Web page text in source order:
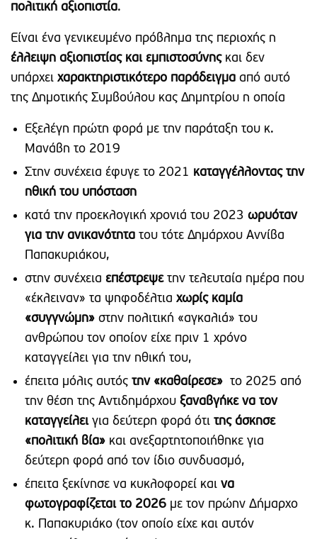
πολιτική αξιοπιστία.
Είναι ένα γενικευμένο πρόβλημα της περιοχής η
έλλειψη αξιοπιστίας και εμπιστοσύνης και δεν
υπάρχειχαρακτηριστικότερο παράδειγμα από αυτό
της Δημοτικής Συμβούλου κας Δημητρίου η οποία
Εξελέγη πρώτη φορά με την παράταξη του κ.
Μανάβη το 2019
Στην συνέχεια έφυγε το 2021 καταγγέλλοντας την
ηθική του υπόσταση
κατά την προεκλογική χρονιά του 2023 ωρυόταν
για την ανικανότητα του τότε Δημάρχου Αννίβα
Παπακυριάκου,
στην συνέχεια επέστρεψε την τελευταία ημέρα που
«έκλειναν» τα ψηφοδέλτια χωρίς καμία
«συγγνώμη» στην πολιτική «αγκαλιά» του
ανθρώπου τον οποίον είχε πριν 1 χρόνο
καταγγείλει για την ηθική του,
έπειτα μόλις αυτός την «καθαίρεσε» το 2025 από
την θέση της Αντιδημάρχου ξαναβγήκε να τον
καταγγείλειγια δεύτερη φορά ότι της άσκησε
«πολιτική βία» και ανεξαρτητοποιήθηκε για
δεύτερη φορά από τον ίδιο συνδυασμό,
έπειτα ξεκίνησε να κυκλοφορεί και να
φωτογραφίζεται το 2026 με τον πρώην Δήμαρχο
κ. Παπακυριάκο (τον οποίο είχε και αυτόν